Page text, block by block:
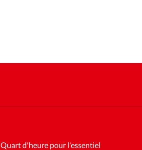
Quart d'heure pour l'essentiel